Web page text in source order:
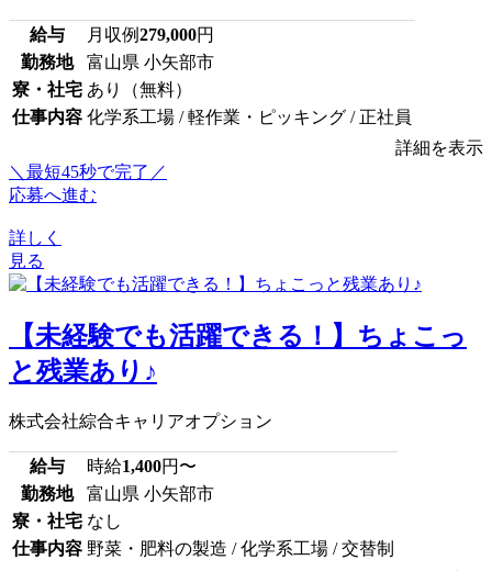
給与 月収例279,000円
勤務地
富山県 小矢部市
寮・社宅 あり（無料）
仕事内容 化学系工場 / 軽作業・ピッキング / 正社員
詳細を表示
＼最短45秒で完了／
応募へ進む
詳しく
見る
【未経験でも活躍できる！】ちょこっ
と残業あり♪
株式会社綜合キャリアオプション
給与 時給1,400円〜
勤務地
富山県 小矢部市
寮・社宅 なし
仕事内容 野菜・肥料の製造 / 化学系工場 / 交替制